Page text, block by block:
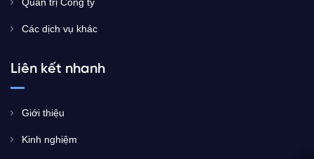
Các dịch vụ khác
Liên kết nhanh
Giới thiệu
Kinh nghiệm